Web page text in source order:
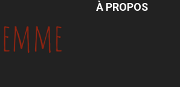
À PROPOS